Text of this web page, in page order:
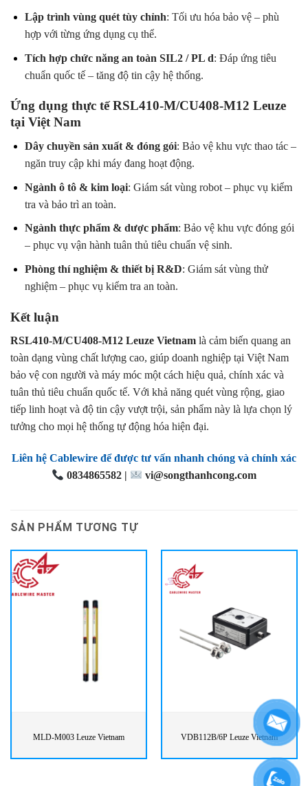
Lập trình vùng quét tùy chỉnh: Tối ưu hóa bảo vệ – phù
hợp với từng ứng dụng cụ thể.
Tích hợp chức năng an toàn SIL2 / PL d: Đáp ứng tiêu
chuẩn quốc tế – tăng độ tin cậy hệ thống.
Ứng dụng thực tế RSL410-M/CU408-M12 Leuze
tại Việt Nam
Dây chuyền sản xuất & đóng gói: Bảo vệ khu vực thao tác –
ngăn truy cập khi máy đang hoạt động.
Ngành ô tô & kim loại: Giám sát vùng robot – phục vụ kiểm
tra và bảo trì an toàn.
Ngành thực phẩm & dược phẩm: Bảo vệ khu vực đóng gói
– phục vụ vận hành tuân thủ tiêu chuẩn vệ sinh.
Phòng thí nghiệm & thiết bị R&D: Giám sát vùng thử
nghiệm – phục vụ kiểm tra an toàn.
Kết luận
RSL410-M/CU408-M12 Leuze Vietnam là cảm biến quang an
toàn dạng vùng chất lượng cao, giúp doanh nghiệp tại Việt Nam
bảo vệ con người và máy móc một cách hiệu quả, chính xác và
tuân thủ tiêu chuẩn quốc tế. Với khả năng quét vùng rộng, giao
tiếp linh hoạt và độ tin cậy vượt trội, sản phẩm này là lựa chọn lý
tưởng cho mọi hệ thống tự động hóa hiện đại.
Liên hệ Cablewire để được tư vấn nhanh chóng và chính xác
0834865582 |
vi@songthanhcong.com
SẢN PHẨM TƯƠNG TỰ
MLD-M003 Leuze Vietnam VDB112B/6P Leuze Vietnam